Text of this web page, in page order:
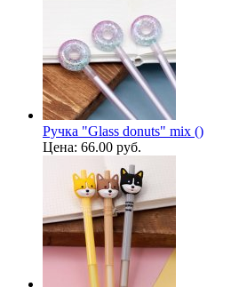
Ручка "Glass donuts" mix ()
Цена: 66.00 руб.